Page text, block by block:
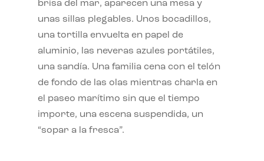
brisa del mar, aparecen una mesa y
unas sillas plegables. Unos bocadillos,
una tortilla envuelta en papel de
aluminio, las neveras azules portátiles,
una sandía. Una familia cena con el telón
de fondo de las olas mientras charla en
el paseo marítimo sin que el tiempo
importe, una escena suspendida, un
“sopar a la fresca”.